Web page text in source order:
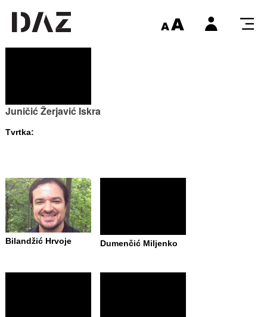
Juničić Žerjavić Iskra
Tvrtka:
Bilandžić Hrvoje Dumenčić Miljenko